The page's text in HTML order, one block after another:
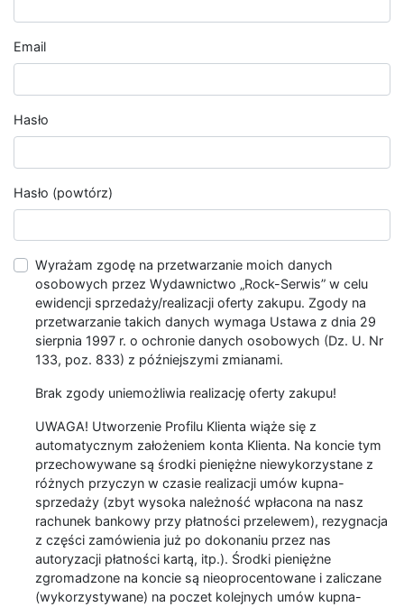
Email
Hasło
Hasło (powtórz)
Wyrażam zgodę na przetwarzanie moich danych
osobowych przez Wydawnictwo „Rock-Serwis” w celu
ewidencji sprzedaży/realizacji oferty zakupu. Zgody na
przetwarzanie takich danych wymaga Ustawa z dnia 29
sierpnia 1997 r. o ochronie danych osobowych (Dz. U. Nr
133, poz. 833) z późniejszymi zmianami.
Brak zgody uniemożliwia realizację oferty zakupu!
UWAGA! Utworzenie Profilu Klienta wiąże się z
automatycznym założeniem konta Klienta. Na koncie tym
przechowywane są środki pieniężne niewykorzystane z
różnych przyczyn w czasie realizacji umów kupna-
sprzedaży (zbyt wysoka należność wpłacona na nasz
rachunek bankowy przy płatności przelewem), rezygnacja
z części zamówienia już po dokonaniu przez nas
autoryzacji płatności kartą, itp.). Środki pieniężne
zgromadzone na koncie są nieoprocentowane i zaliczane
(wykorzystywane) na poczet kolejnych umów kupna-